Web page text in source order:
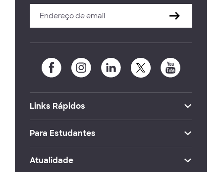
Links Rápidos
Para Estudantes
Atualidade